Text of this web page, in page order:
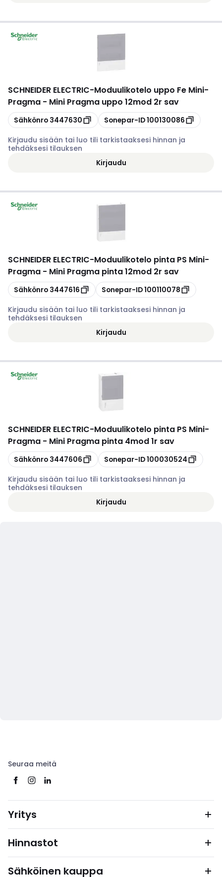
SCHNEIDER ELECTRIC-Moduulikotelo uppo Fe Mini-
Pragma - Mini Pragma uppo 12mod 2r sav
Kopioi
Sähkönro 3447630 Kopioi
Sonepar-ID100130086
Kirjaudu sisään tai luo tili tarkistaaksesi hinnan ja
tehdäksesi tilauksen
Kirjaudu
SCHNEIDER ELECTRIC-Moduulikotelo pinta PS Mini-
Pragma - Mini Pragma pinta 12mod 2r sav
Kopioi
Sähkönro 3447616 Kopioi
Sonepar-ID100110078
Kirjaudu sisään tai luo tili tarkistaaksesi hinnan ja
tehdäksesi tilauksen
Kirjaudu
SCHNEIDER ELECTRIC-Moduulikotelo pinta PS Mini-
Pragma - Mini Pragma pinta 4mod 1r sav
Kopioi
Sähkönro 3447606 Kopioi
Sonepar-ID100030524
Kirjaudu sisään tai luo tili tarkistaaksesi hinnan ja
tehdäksesi tilauksen
Kirjaudu
Seuraa meitä
Yritys
Hinnastot
Sähköinen kauppa